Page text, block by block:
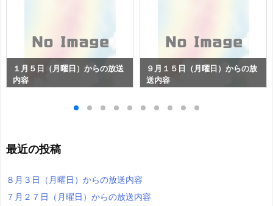
１月５日（月曜日）からの放送
内容
９月１５日（月曜日）からの放
送内容
最近の投稿
８月３日（月曜日）からの放送内容
７月２７日（月曜日）からの放送内容